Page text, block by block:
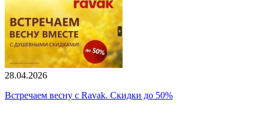
28.04.2026
Встречаем весну с Ravak. Скидки до 50%